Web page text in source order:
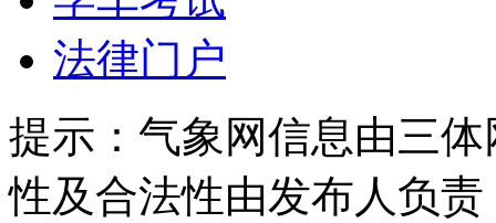
法律门户
提示： 气象网信息由三
性及合法性由发布人负